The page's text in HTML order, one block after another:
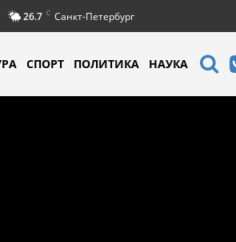
26.7 C Санкт-Петербург
СПОРТ ПОЛИТИКА НАУКА